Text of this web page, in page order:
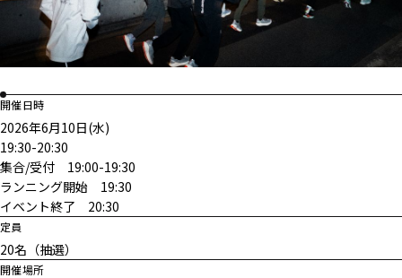
開催日時
2026年6月10日(水)
19:30-20:30
集合/受付 19:00-19:30
ランニング開始 19:30
イベント終了 20:30
定員
20名（抽選）
開催場所